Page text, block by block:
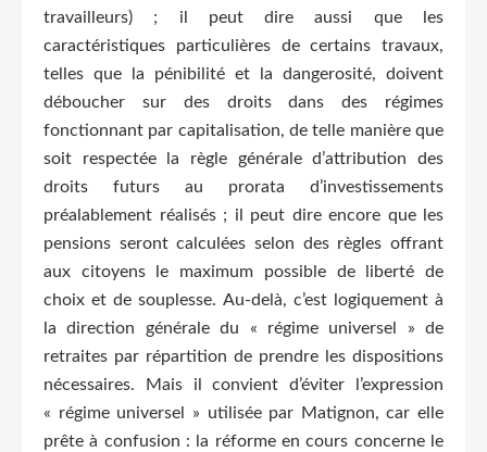
travailleurs) ; il peut dire aussi que les
caractéristiques particulières de certains travaux,
telles que la pénibilité et la dangerosité, doivent
déboucher sur des droits dans des régimes
fonctionnant par capitalisation, de telle manière que
soit respectée la règle générale d’attribution des
droits futurs au prorata d’investissements
préalablement réalisés ; il peut dire encore que les
pensions seront calculées selon des règles offrant
aux citoyens le maximum possible de liberté de
choix et de souplesse. Au-delà, c’est logiquement à
la direction générale du « régime universel » de
retraites par répartition de prendre les dispositions
nécessaires. Mais il convient d’éviter l’expression
« régime universel » utilisée par Matignon, car elle
prête à confusion : la réforme en cours concerne le